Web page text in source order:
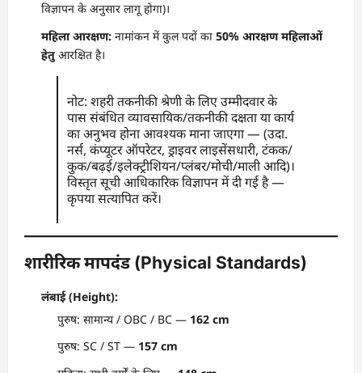
विज्ञापन के अनुसार लागू होगा)।
महिला आरक्षण: नामांकन में कुल पदों का 50% आरक्षण महिलाओं
हेतु आरक्षित है।
नोट: शहरी तकनीकी श्रेणी के लिए उम्मीदवार के
पास संबंधित व्यावसायिक/तकनीकी दक्षता या कार्य
का अनुभव होना आवश्यक माना जाएगा — (उदा.
नर्स, कंप्यूटर ऑपरेटर, ड्राइवर लाइसेंसधारी, टंकक/
कुक/बढ़ई/इलेक्ट्रीशियन/प्लंबर/मोची/माली आदि)।
विस्तृत सूची आधिकारिक विज्ञापन में दी गई है —
कृपया सत्यापित करें।
शारीरिक मापदंड (Physical Standards)
लंबाई (Height):
पुरुष: सामान्य / OBC / BC — 162 cm
पुरुष: SC / ST — 157 cm